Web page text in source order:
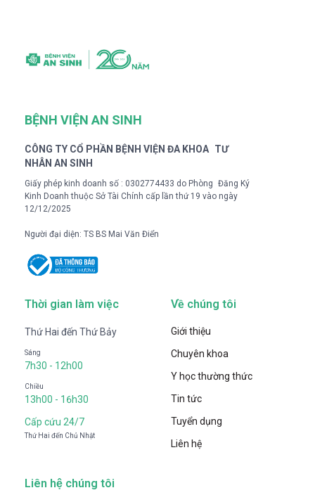
BỆNH VIỆN AN SINH
CÔNG TY CỔ PHẦN BỆNH VIỆN ĐA KHOA TƯ
NHÂN AN SINH
Giấy phép kinh doanh số : 0302774433 do Phòng Đăng Ký
Kinh Doanh thuộc Sở Tài Chính cấp lần thứ 19 vào ngày
12/12/2025
Người đại diện: TS BS Mai Văn Điển
Thời gian làm việc
Thứ Hai đến Thứ Bảy
Sáng
7h30 - 12h00
Chiều
13h00 - 16h30
Cấp cứu 24/7
Thứ Hai đến Chủ Nhật
Về chúng tôi
Giới thiệu
Chuyên khoa
Y học thường thức
Tin tức
Tuyển dụng
Liên hệ
Liên hệ chúng tôi